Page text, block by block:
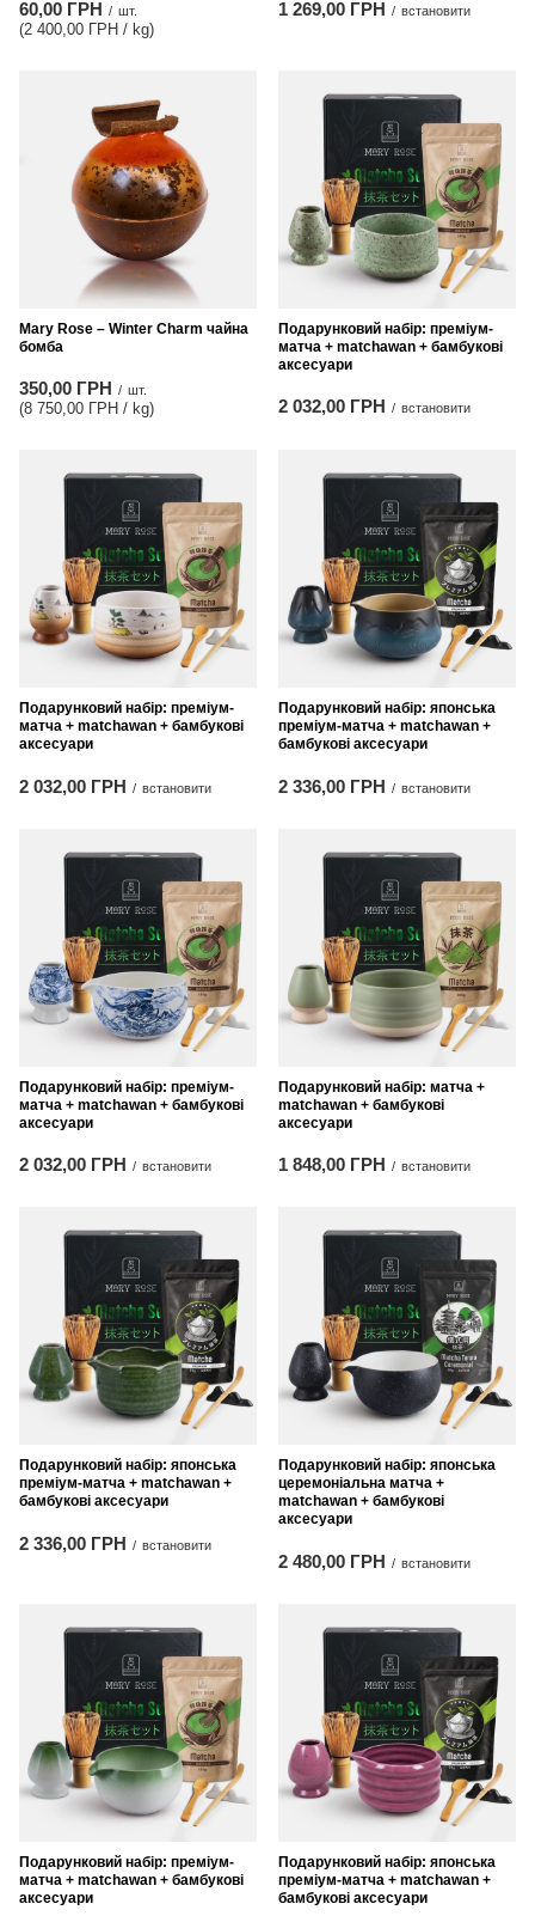
60,00 ГРН / шт.
(2 400,00 ГРН / kg)
1 269,00 ГРН / встановити
Mary Rose – Winter Charm чайна
бомба
350,00 ГРН / шт.
(8 750,00 ГРН / kg)
Подарунковий набір: преміум-
матча + matchawan + бамбукові
аксесуари
2 032,00 ГРН / встановити
Подарунковий набір: преміум-
матча + matchawan + бамбукові
аксесуари
2 032,00 ГРН / встановити
Подарунковий набір: японська
преміум-матча + matchawan +
бамбукові аксесуари
2 336,00 ГРН / встановити
Подарунковий набір: преміум-
матча + matchawan + бамбукові
аксесуари
2 032,00 ГРН / встановити
Подарунковий набір: матча +
matchawan + бамбукові
аксесуари
1 848,00 ГРН / встановити
Подарунковий набір: японська
преміум-матча + matchawan +
бамбукові аксесуари
2 336,00 ГРН / встановити
Подарунковий набір: японська
церемоніальна матча +
matchawan + бамбукові
аксесуари
2 480,00 ГРН / встановити
Подарунковий набір: преміум-
матча + matchawan + бамбукові
аксесуари
Подарунковий набір: японська
преміум-матча + matchawan +
бамбукові аксесуари